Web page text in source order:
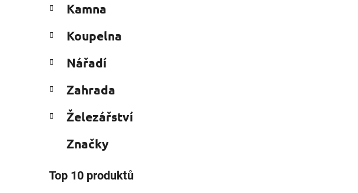
e
Kamna
Koupelna
Nářadí
Zahrada
Železářství
Značky
Top 10 produktů